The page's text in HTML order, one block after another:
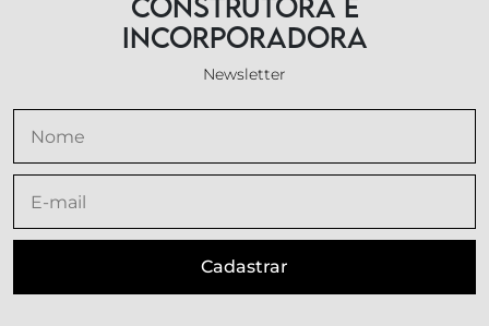
Incorporadora
Newsletter